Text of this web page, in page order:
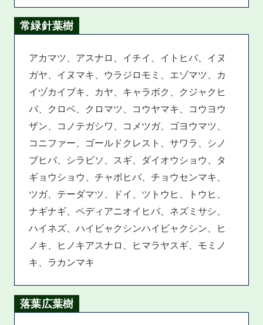
常緑針葉樹
アカマツ、アスナロ、イチイ、イトヒバ、イヌ
ガヤ、イヌマキ、ウラジロモミ、エゾマツ、カ
イヅカイブキ、カヤ、キャラボク、クジャクヒ
バ、クロベ、クロマツ、コウヤマキ、コウヨウ
ザン、コノテガシワ、コメツガ、ゴヨウマツ、
コニファー、ゴールドクレスト、サワラ、シノ
ブヒバ、シラビソ、スギ、ダイオウショウ、タ
ギョウショウ、チャボヒバ、チョウセンマキ、
ツガ、テーダマツ、ドイ、ツトウヒ、トウヒ、
ナギナギ、ペディアニオイヒバ、ネズミサシ、
ハイネズ、ハイビャクシンハイビャクシン、ヒ
ノキ、ヒノキアスナロ、ヒマラヤスギ、モミノ
キ、ラカンマキ
落葉広葉樹